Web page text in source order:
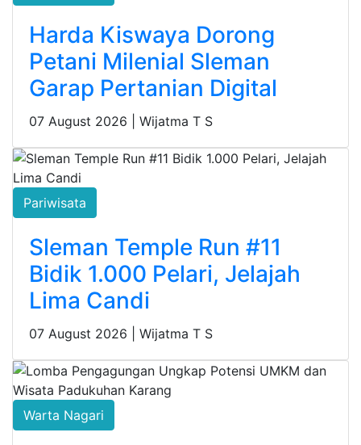
Harda Kiswaya Dorong
Petani Milenial Sleman
Garap Pertanian Digital
07 August 2026 | Wijatma T S
Pariwisata
Sleman Temple Run #11
Bidik 1.000 Pelari, Jelajah
Lima Candi
07 August 2026 | Wijatma T S
Warta Nagari